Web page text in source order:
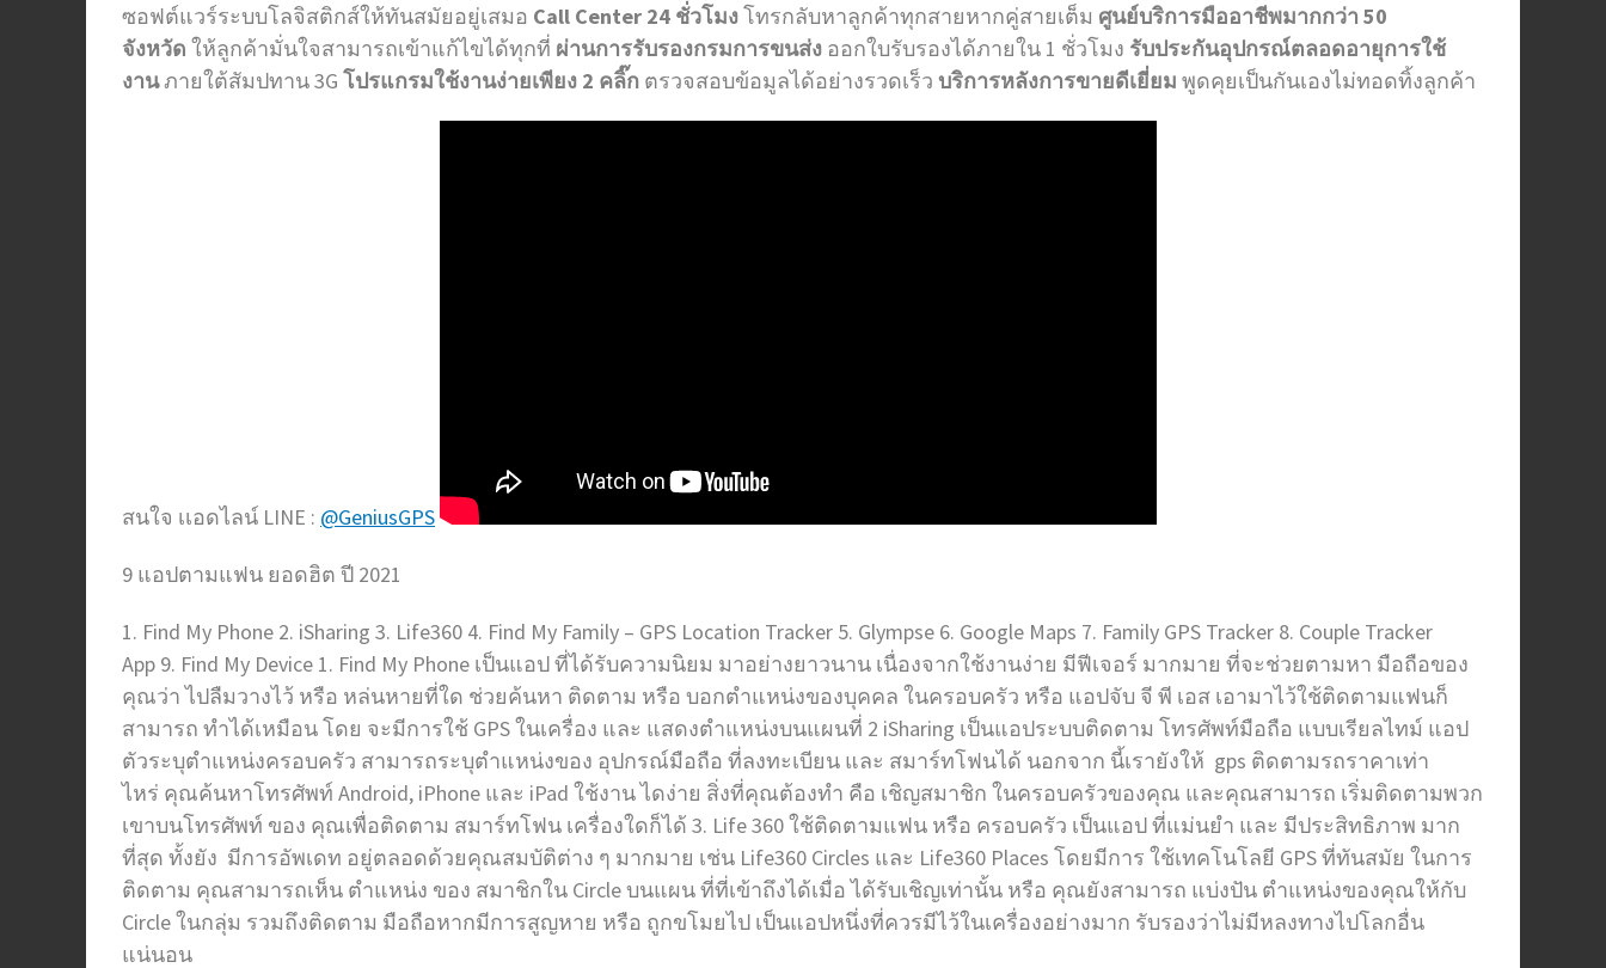
ซอฟต์แวร์ระบบโลจิสติกส์ให้ทันสมัยอยู่เสมอ Call Center 24 ชั่วโมงโทรกลับหาลูกค้าทุกสายหากคู่สายเต็ม ศูนย์บริการมืออาชีพมากกว่า 50
จังหวัด ให้ลูกค้ามั่นใจสามารถเข้าแก้ไขได้ทุกที่ ผ่านการรับรองกรมการขนส่ง ออกใบรับรองได้ภายใน 1 ชั่วโมง รับประกันอุปกรณ์ตลอดอายุการใช้
งานภายใต้สัมปทาน 3G โปรแกรมใช้งานง่ายเพียง 2 คลิ๊ก ตรวจสอบข้อมูลได้อย่างรวดเร็ว บริการหลังการขายดีเยี่ยม พูดคุยเป็นกันเองไม่ทอดทิ้งลูกค้า
สนใจ เเอดไลน์ LINE : @GeniusGPS
9 แอปตามแฟน ยอดฮิต ปี 2021
1. Find My Phone 2. iSharing 3. Life360 4. Find My Family – GPS Location Tracker 5. Glympse 6. Google Maps 7. Family GPS Tracker 8. Couple Tracker
App 9. Find My Device 1. Find My Phone เป็นแอป ที่ได้รับความนิยม มาอย่างยาวนาน เนื่องจากใช้งานง่าย มีฟีเจอร์ มากมาย ที่จะช่วยตามหา มือถือของ
คุณว่า ไปลืมวางไว้ หรือ หล่นหายที่ใด ช่วยค้นหา ติดตาม หรือ บอกตำแหน่งของบุคคล ในครอบครัว หรือ แอปจับ จี พี เอส เอามาไว้ใช้ติดตามแฟนก็
สามารถ ทำได้เหมือน โดย จะมีการใช้ GPS ในเครื่อง และ แสดงตำแหน่งบนแผนที่ 2 iSharing เป็นแอประบบติดตาม โทรศัพท์มือถือ แบบเรียลไทม์ แอป
ตัวระบุตำแหน่งครอบครัว สามารถระบุตำแหน่งของ อุปกรณ์มือถือ ที่ลงทะเบียน และ สมาร์ทโฟนได้ นอกจาก นี้เรายังให้ gps ติดตามรถราคาเท่า
ไหร่ คุณค้นหาโทรศัพท์ Android, iPhone และ iPad ใช้งาน ไดง่าย สิ่งที่คุณต้องทำ คือ เชิญสมาชิก ในครอบครัวของคุณ และคุณสามารถ เริ่มติดตามพวก
เขาบนโทรศัพท์ ของ คุณเพื่อติดตาม สมาร์ทโฟน เครื่องใดก็ได้ 3. Life 360 ใช้ติดตามแฟน หรือ ครอบครัว เป็นแอป ที่แม่นยำ และ มีประสิทธิภาพ มาก
ที่สุด ทั้งยัง มีการอัพเดท อยู่ตลอดด้วยคุณสมบัติต่าง ๆ มากมาย เช่น Life360 Circles และ Life360 Places โดยมีการ ใช้เทคโนโลยี GPS ที่ทันสมัย ในการ
ติดตาม คุณสามารถเห็น ตำแหน่ง ของ สมาชิกใน Circle บนแผน ที่ที่เข้าถึงได้เมื่อ ได้รับเชิญเท่านั้น หรือ คุณยังสามารถ แบ่งปัน ตำแหน่งของคุณให้กับ
Circle ในกลุ่ม รวมถึงติดตาม มือถือหากมีการสูญหาย หรือ ถูกขโมยไป เป็นแอปหนึ่งที่ควรมีไว้ในเครื่องอย่างมาก รับรองว่าไม่มีหลงทางไปโลกอื่น
แน่นอน